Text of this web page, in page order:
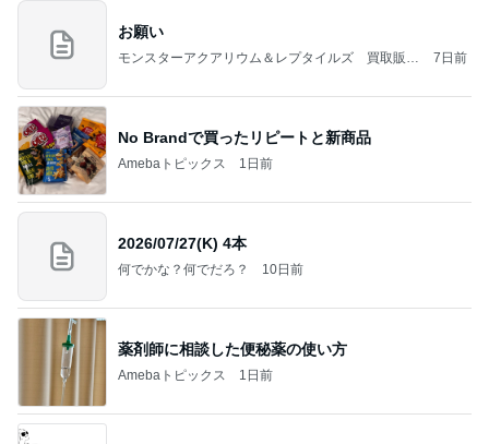
お願い
モンスターアクアリウム＆レプタイルズ 買取販売
7日前
No Brandで買ったリピートと新商品
Amebaトピックス 1日前
2026/07/27(K) 4本
何でかな？何でだろ？ 10日前
薬剤師に相談した便秘薬の使い方
Amebaトピックス 1日前